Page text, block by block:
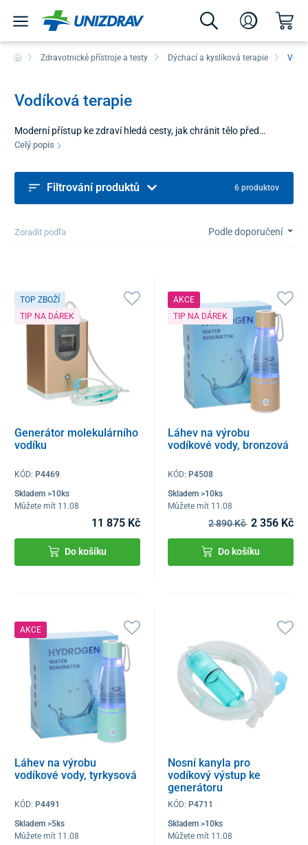
Zdravotnické přístroje a testy Dýchací a kyslíková terapie
Vodíková terapie
Moderní přístup ke zdraví hledá cesty, jak chránit tělo před
negativními vlivy prostředí a stresu. Kategorie vodíková terapie
nejmenšího a nejlehčího antioxidantu ve vesmíru. Díky své
velikosti dokáže pronikat přímo do buněk, kde neutralizuje volné
radikály a podporuje přirozené obranné mechanismy organizmu.
krásy i wellness.
Celý popis
Filtrování produktů 6 produktov
Zoradit podľa Podle doporučení
TOP ZBOŽÍ
TIP NA DÁREK
Generátor molekulárního
vodíku
KÓD: P4469
Skladem >10ks
Můžete mít 11.08
11 875 Kč
Do košíku
AKCE
TIP NA DÁREK
Láhev na výrobu
vodíkové vody, bronzová
KÓD: P4508
Skladem >10ks
Můžete mít 11.08
2 890 Kč 2 356 Kč
Do košíku
AKCE
Láhev na výrobu
vodíkové vody, tyrkysová
KÓD: P4491
Skladem >5ks
Můžete mít 11.08
Nosní kanyla pro
vodíkový výstup ke
generátoru
molekulárního vodíku
KÓD:P4711
Skladem >10ks
Můžete mít 11.08